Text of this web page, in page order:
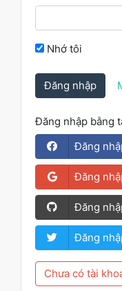
Nhớ tôi
Đăng nhập
Đăng nhập bằng
Đăng
Đăng
Đăng
Đăng
Chưa có tài